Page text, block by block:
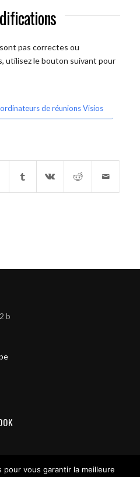
pas correctes ou
utilisez le bouton suivant pour
de réunions Visios
b
vous garantir la meilleure